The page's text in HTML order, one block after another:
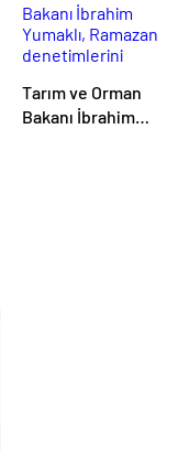
Tarım ve Orman
Bakanı İbrahim